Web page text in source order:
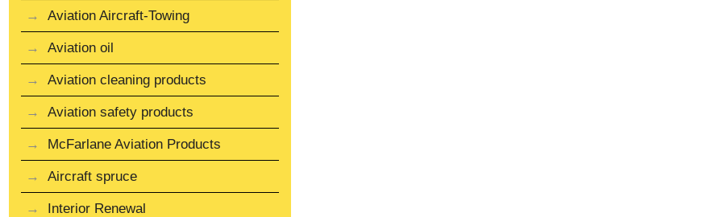
Aviation Aircraft-Towing
Aviation oil
Aviation cleaning products
Aviation safety products
McFarlane Aviation Products
Aircraft spruce
Interior Renewal